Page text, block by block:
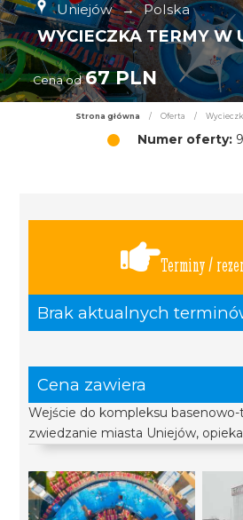
Uniejów → Polska
WYCIECZKA TERMY W
Cena od 67 PLN
Strona główna / Oferta /
Numer oferty:
Terminy /
Brak aktualnych
Cena zawiera
Wejście do kompleksu
zwiedzanie miasta Uniejów,